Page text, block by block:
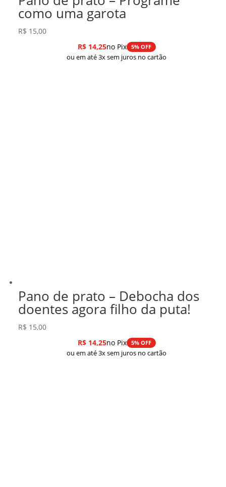
como uma garota
R$ 15,00
R$14,25no Pix 5% OFF
ou em até 3x sem juros no cartão
Pano de prato – Debocha dos
doentes agora filho da puta!
R$ 15,00
R$14,25no Pix 5% OFF
ou em até 3x sem juros no cartão